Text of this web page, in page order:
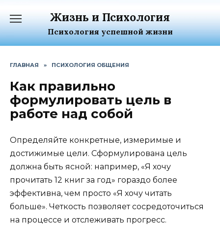
содержанию
Жизнь и Психология
Психология успешной жизни
ГЛАВНАЯ » ПСИХОЛОГИЯ ОБЩЕНИЯ
Как правильно
формулировать цель в
работе над собой
Определяйте конкретные, измеримые и
достижимые цели. Сформулирована цель
должна быть ясной: например, «Я хочу
прочитать 12 книг за год» гораздо более
эффективна, чем просто «Я хочу читать
больше». Четкость позволяет сосредоточиться
на процессе и отслеживать прогресс.